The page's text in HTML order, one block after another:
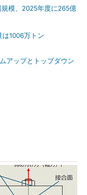
模、2025年度に265億
1006万トン
アップとトップダウン